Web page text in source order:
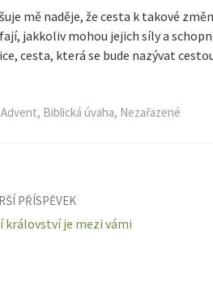
mě naděje, že cesta k takové
jakkoliv mohou jejich síly a
cesta, která se bude nazývat
Advent, Biblická úvaha, Nezařazené
PŘÍSPĚVEK
království je mezi vámi